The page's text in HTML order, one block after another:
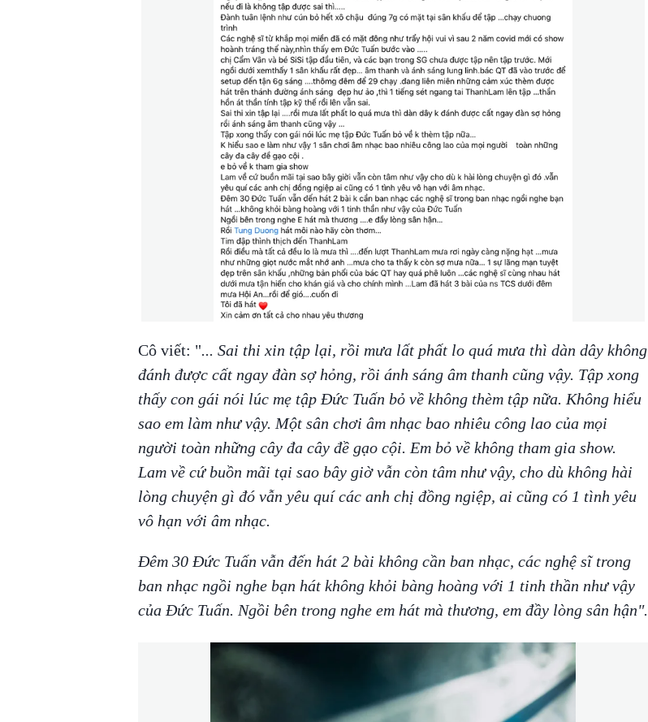
Cô viết: "... Sai thi xin tập lại, rồi mưa lất phất lo quá mưa thì dàn dây không
đánh được cất ngay đàn sợ hỏng, rồi ánh sáng âm thanh cũng vậy. Tập xong
thấy con gái nói lúc mẹ tập Đức Tuấn bỏ về không thèm tập nữa. Không hiểu
sao em làm như vậy. Một sân chơi âm nhạc bao nhiêu công lao của mọi
người toàn những cây đa cây đề gạo cội. Em bỏ về không tham gia show.
Lam về cứ buồn mãi tại sao bây giờ vẫn còn tâm như vậy, cho dù không hài
lòng chuyện gì đó vẫn yêu quí các anh chị đồng ngiệp, ai cũng có 1 tình yêu
vô hạn với âm nhạc.
Đêm 30 Đức Tuấn vẫn đến hát 2 bài không cần ban nhạc, các nghệ sĩ trong
ban nhạc ngồi nghe bạn hát không khỏi bàng hoàng với 1 tinh thần như vậy
của Đức Tuấn. Ngồi bên trong nghe em hát mà thương, em đầy lòng sân hận".